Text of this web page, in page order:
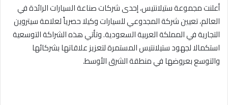
ن
ي
ا
أعلنت مجموعة ستيلانتيس، إحدى شركات صناعة السيارات الرائدة في
العالم، تعيين شركة المجدوعي للسيارات وكيلا حصرياً لعلامة سيتروين
التجارية في المملكة العربية السعودية. وتأتي هذه الشراكة التوسعية
استكمالا لجهود ستيلانتيس المستمرة لتعزيز علاقاتها بشركائها
والتوسع بعروضها في منطقة الشرق الأوسط.